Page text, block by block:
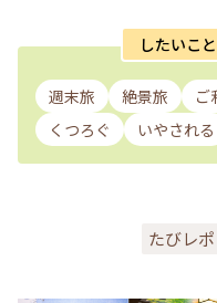
したいこ
週末旅 絶景旅 ご
くつろぐ
いやされる
たびレポ